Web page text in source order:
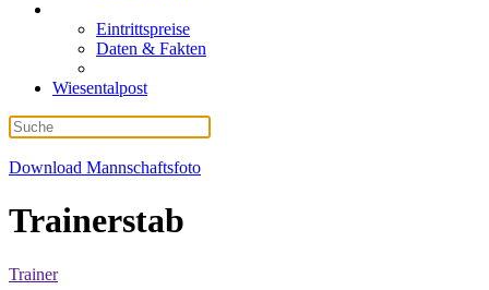
Eintrittspreise
Daten & Fakten
Wiesentalpost
Download Mannschaftsfoto
Trainerstab
Trainer